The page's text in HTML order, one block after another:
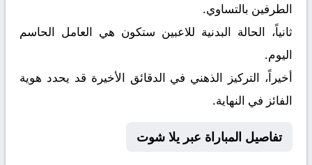
الطرفين بالتساوي.
ثانياً، الحالة البدنية للاعبين ستكون هي العامل الحاسم
اليوم.
أخيراً، التركيز الذهني في الدقائق الأخيرة قد يحدد هوية
الفائز في النهاية.
تفاصيل المباراة عبر يلا شوت